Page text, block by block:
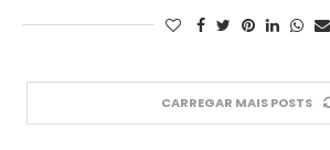
CARREGAR MAIS POSTS